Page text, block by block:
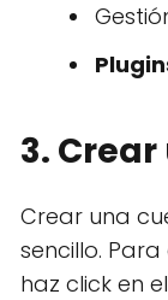
3.
Crear una
sencillo.
haz click en